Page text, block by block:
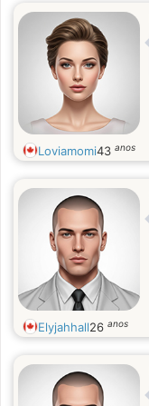
Loviamomi43 anos
Elyjahhall26 anos